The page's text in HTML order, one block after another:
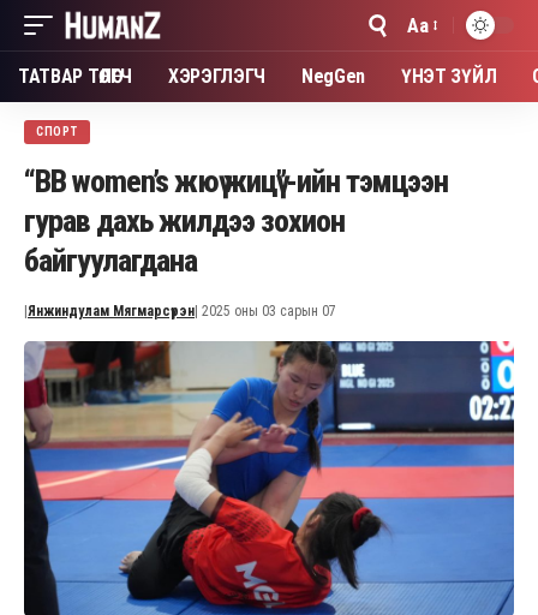
Font
Resizer
Aa
ТАТВАР ТӨЛӨГЧ ХЭРЭГЛЭГЧ NegGen ҮНЭТ ЗҮЙЛ
СПОРТ
“BB women’s жюү жицү”-ийн тэмцээн
гурав дахь жилдээ зохион
байгуулагдана
Янжиндулам Мягмарсүрэн | 2025 оны 03 сарын 07